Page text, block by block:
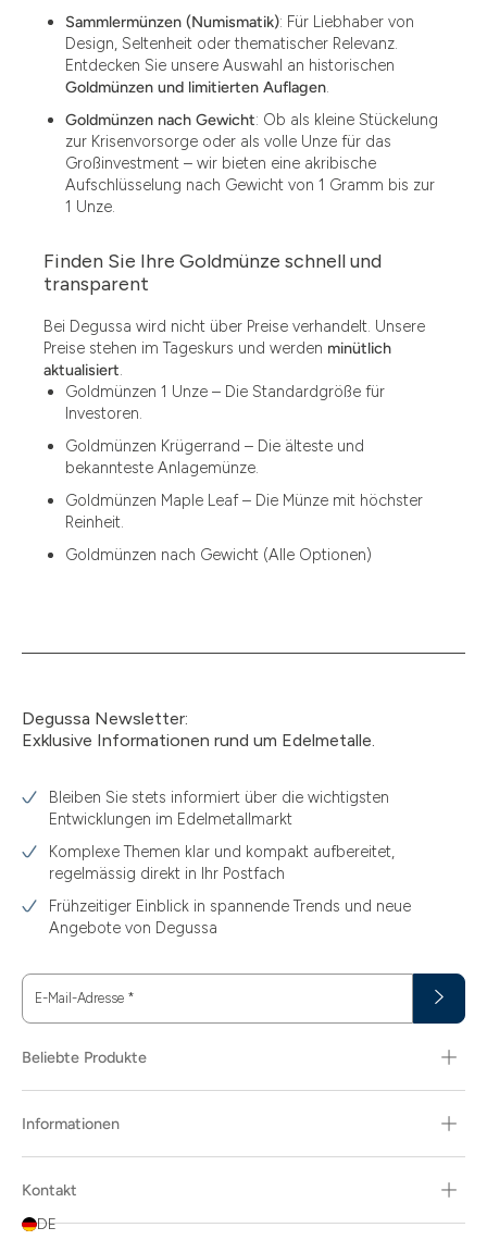
1.49
1.87
12.15
13.77
15.55
15.60
3.05
3.11
3.12
3.44
3.58
3.66
30
Sammlermünzen (Numismatik): Für Liebhaber von
Design, Seltenheit oder thematischer Relevanz.
Entdecken Sie unsere Auswahl an historischen
Goldmünzen und limitierten Auflagen.
Goldmünzen nach Gewicht: Ob als kleine Stückelung
zur Krisenvorsorge oder als volle Unze für das
Großinvestment – wir bieten eine akribische
Aufschlüsselung nach Gewicht von 1 Gramm bis zur
1 Unze.
Finden Sie Ihre Goldmünze schnell und
transparent
Bei Degussa wird nicht über Preise verhandelt. Unsere
Preise stehen im Tageskurs und werden minütlich
aktualisiert.
Goldmünzen 1 Unze – Die Standardgröße für
Investoren.
Goldmünzen Krügerrand – Die älteste und
bekannteste Anlagemünze.
Goldmünzen Maple Leaf – Die Münze mit höchster
Reinheit.
Goldmünzen nach Gewicht (Alle Optionen)
Degussa Newsletter:
Exklusive Informationen rund um Edelmetalle.
Bleiben Sie stets informiert über die wichtigsten
Entwicklungen im Edelmetallmarkt
Komplexe Themen klar und kompakt aufbereitet,
regelmässig direkt in Ihr Postfach
Frühzeitiger Einblick in spannende Trends und neue
Angebote von Degussa
E-Mail-Adresse *
Beliebte Produkte
Informationen
Kontakt
DE